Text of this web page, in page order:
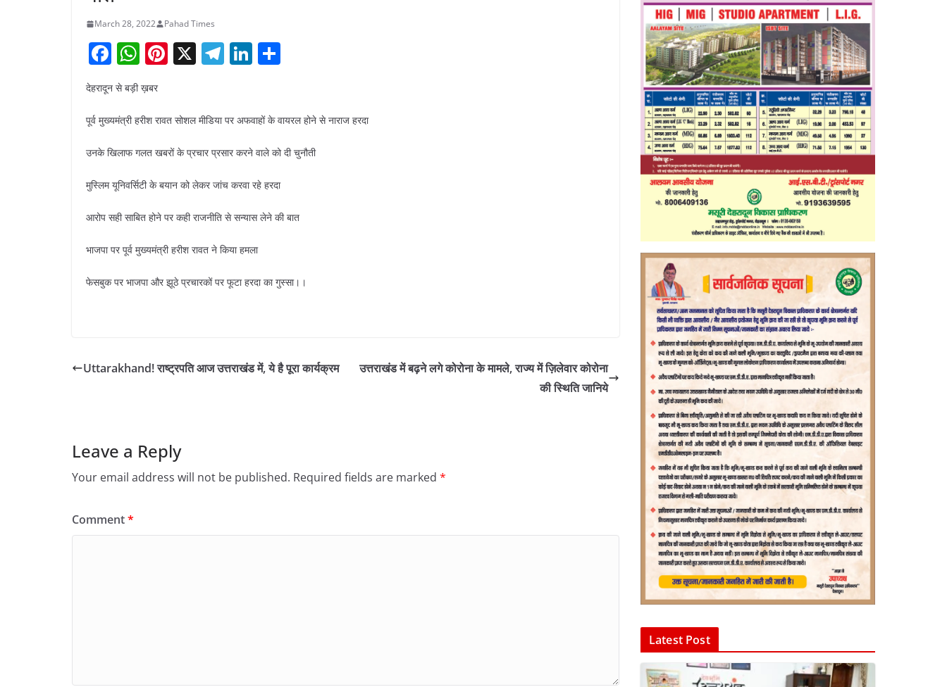
March 28, 2022 Pahad Times
F
a
c
e
b
o
o
k
W
at
s
A
p
p
Pi
e
st
X T
gr
a
m
Li
e
dI
n
e
देहरादून से बड़ी ख़बर
पूर्व मुख्यमंत्री हरीश रावत सोशल मीडिया पर अफवाहों के वायरल होने से नाराज हरदा
उनके खिलाफ गलत खबरों के प्रचार प्रसार करने वाले को दी चुनौती
मुस्लिम यूनिवर्सिटी के बयान को लेकर जांच करवा रहे हरदा
आरोप सही साबित होने पर कही राजनीति से सन्यास लेने की बात
भाजपा पर पूर्व मुख्यमंत्री हरीश रावत ने किया हमला
फेसबुक पर भाजपा और झूठे प्रचारकों पर फूटा हरदा का गुस्सा।।
Uttarakhand! राष्ट्रपति आज उत्तराखंड में, ये है पूरा कार्यक्रम
उत्तराखंड में बढ़ने लगे कोरोना के मामले, राज्य में ज़िलेवार कोरोना
की स्थिति जानिये
Leave a Reply
Your email address will not be published. Required fields are marked *
Comment*
Latest Post